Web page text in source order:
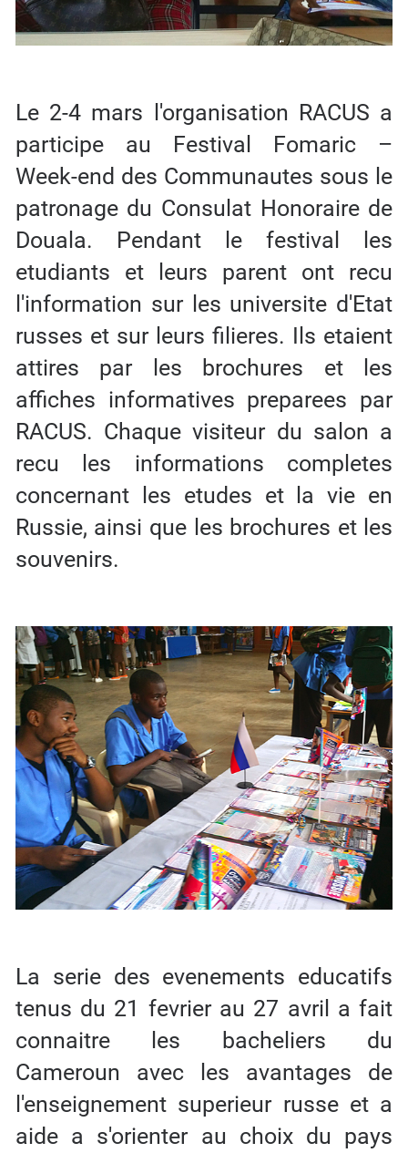
Le 2-4 mars l'organisation RACUS a
participe au Festival Fomaric –
Week-end des Communautes sous le
patronage du Consulat Honoraire de
Douala. Pendant le festival les
etudiants et leurs parent ont recu
l'information sur les universite d'Etat
russes et sur leurs filieres. Ils etaient
attires par les brochures et les
affiches informatives preparees par
RACUS. Chaque visiteur du salon a
recu les informations completes
concernant les etudes et la vie en
Russie, ainsi que les brochures et les
souvenirs.
La serie des evenements educatifs
tenus du 21 fevrier au 27 avril a fait
connaitre les bacheliers du
Cameroun avec les avantages de
l'enseignement superieur russe et a
aide a s'orienter au choix du pays